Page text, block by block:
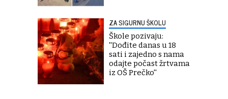
ZA SIGURNU ŠKOLU
Škole pozivaju:
''Dođite danas u 18
sati i zajedno s nama
odajte počast žrtvama
iz OŠ Prečko''